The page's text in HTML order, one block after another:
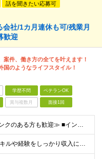
話を聞きたい応募可
社/1カ月連休も可/残業月
歓迎
案件、働き方の全てを叶えます！
国のようなライフスタイル！
学歴不問 ベテランOK
賞与複数月 面接1回
≪ベテラン・ブランクのある方も歓迎≫ ■インフラエンジニアとしての実務経験をお持ちの方(運用・保守のみやオンプレミスのみの経験でもOK) ■学歴不問 ≪こんな方はぜひご応募ください≫ □ワークライフ
≪還元率80％！スキルや経験をしっかり収入に反映します≫ 年俸530万円以上＋業績賞与 ※スキル・経験を考慮の上、優遇いたします ※上記年俸を12分割し、月1回支給します ※上記年俸には固定残業代